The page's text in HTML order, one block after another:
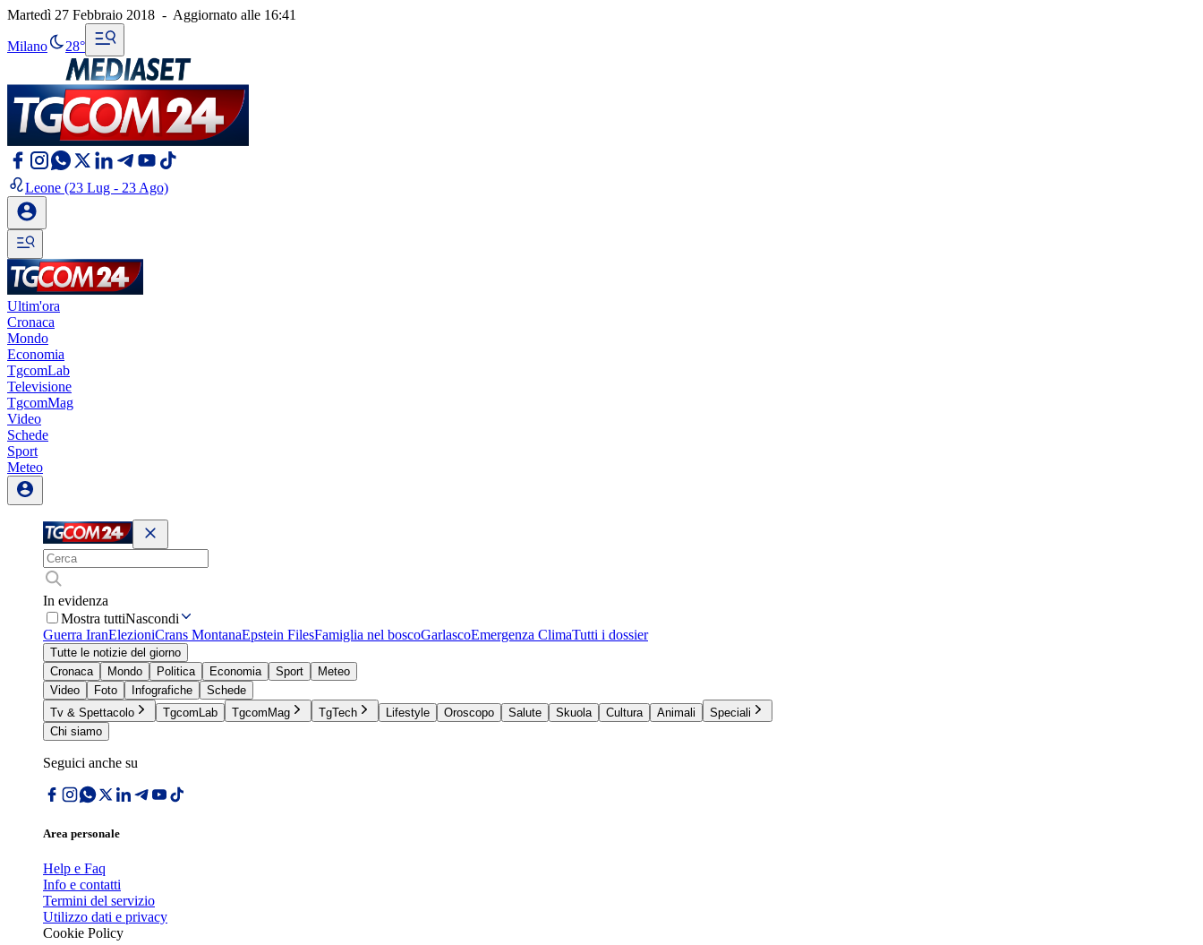
Martedì 27 Febbraio 2018 - Aggiornato alle 16:41
Milano 28°
Leone (23 Lug - 23 Ago)
Ultim'ora
Cronaca
Mondo
Economia
TgcomLab
Televisione
TgcomMag
Video
Schede
Sport
Meteo
In evidenza
Mostra tuttiNascondi
Guerra IranElezioniCrans MontanaEpstein FilesFamiglia nel boscoGarlascoEmergenza ClimaTutti i dossier
Tutte le notizie del giorno
Cronaca
Mondo Politica Economia Sport
Meteo
Video
Foto Infografiche
Schede
Tv & Spettacolo
TgcomLab TgcomMag TgTech Lifestyle Oroscopo Salute Skuola Cultura Animali
Speciali
Chi siamo
Seguici anche su
Area personale
Help e Faq
Info e contatti
Termini del servizio
Utilizzo dati e privacy
Cookie Policy